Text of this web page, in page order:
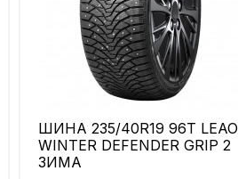
ШИНА 235/40R19 96T LEAO
WINTER DEFENDER GRIP 2
ЗИМА